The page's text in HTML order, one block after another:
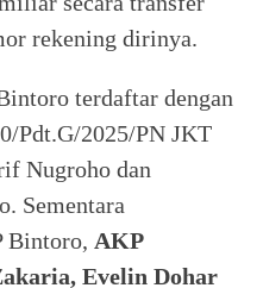
rekening dirinya.
terdaftar dengan
Pdt.G/2025/PN JKT
Nugroho dan
Sementara
Bintoro, AKP
Evelin Dohar